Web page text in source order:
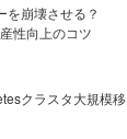
を崩壊させる？
性向上のコツ
クラスタ大規模移